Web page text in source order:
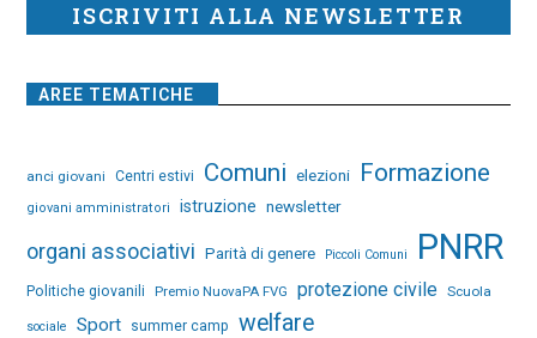
ISCRIVITI ALLA NEWSLETTER
AREE TEMATICHE
anci giovani Centri estivi Comuni elezioni Formazione
giovani amministratori istruzione newsletter
organi associativi Parità di genere Piccoli Comuni PNRR
Politiche giovanili Premio NuovaPA FVG protezione civile Scuola
sociale Sport summer camp welfare